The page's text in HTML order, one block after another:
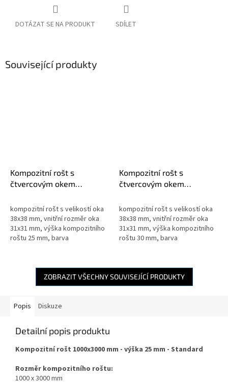
DOTÁZAT SE NA PRODUKT SDÍLET
Související produkty
Kompozitní rošt s
čtvercovým okem
25mm - standard
kompozitní rošt s velikostí oka
38x38 mm, vnitřní rozměr oka
31x31 mm, výška kompozitního
roštu 25 mm, barva
Kompozitní rošt s
čtvercovým okem
30mm - standard
kompozitní rošt s velikostí oka
38x38 mm, vnitřní rozměr oka
31x31 mm, výška kompozitního
roštu 30 mm, barva
ZOBRAZIT VŠECHNY SOUVISEJÍCÍ PRODUKTY
Popis Diskuze
Detailní popis produktu
Kompozitní rošt 1000x3000 mm - výška 25 mm - Standard
Rozměr kompozitního roštu:
1000 x 3000 mm